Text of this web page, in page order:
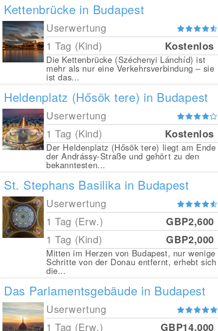
Kettenbrücke in Budapest
Userwertung
1 Tag (Kind)
Kostenlos
Die Kettenbrücke (Széchenyi Lánchíd) ist
mehr als nur eine Verkehrsverbindung – sie
ist das...
Heldenplatz (Hősök tere) in Budapest
Userwertung
1 Tag (Kind)
Kostenlos
Der Heldenplatz (Hősök tere) liegt am Ende
der Andrássy-Straße und gehört zu den
bekanntesten...
St. Stephans Basilika in Budapest
Userwertung
1 Tag (Erw.)
GBP2,600
1 Tag (Kind)
GBP2,000
Mitten im Herzen von Budapest, nur wenige
Schritte von der Donau entfernt, erhebt sich
die...
Das Parlamentsgebäude in Budapest
Userwertung
1 Tag (Erw.)
GBP14,000